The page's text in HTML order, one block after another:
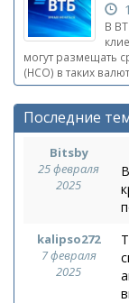
В
могут размещать
(НСО) в таких
Последние
Bitsby
25 февраля
2025
kalipso272
7 февраля
2025